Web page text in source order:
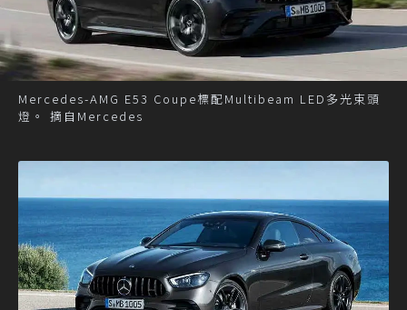
Mercedes-AMG E53 Coupe標配Multibeam LED多光束頭
燈。 摘自Mercedes